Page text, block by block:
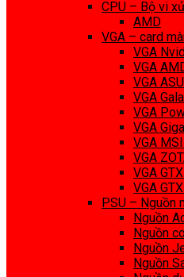
CPU – Bộ vi
AMD
VGA – card
VGA
VGA
VGA
VGA
VGA
VGA
VGA
VGA
VGA
VGA
PSU – Nguồn
Nguồn
Nguồn
Nguồn
Nguồn